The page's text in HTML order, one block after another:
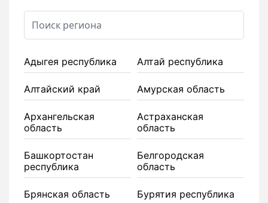
Адыгея республика Алтай республика
Алтайский край Амурская область
Архангельская
область
Астраханская
область
Башкортостан
республика
Белгородская
область
Брянская область Бурятия республика